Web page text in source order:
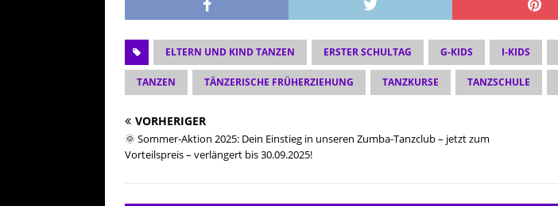
ELTERN UND KIND TANZEN ERSTER SCHULTAG G-KIDS I-KIDS
TANZEN TÄNZERISCHE FRÜHERZIEHUNG TANZKURSE TANZSCHULE
VORHERIGER
🌞 Sommer-Aktion 2025: Dein Einstieg in unseren Zumba-Tanzclub – jetzt zum
Vorteilspreis – verlängert bis 30.09.2025!